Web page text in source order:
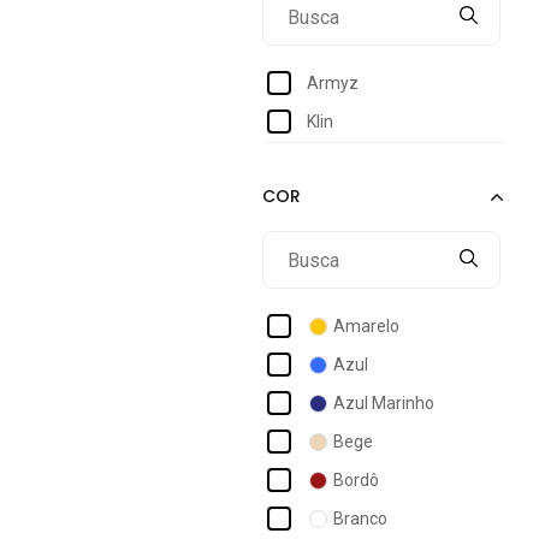
43
Armyz
Klin
Amarelo
Azul
Azul Marinho
Bege
Bordô
Branco